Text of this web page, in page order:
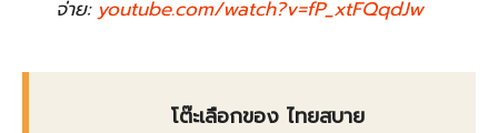
จ่าย: youtube.com/watch?v=fP_xtFQqdJw
โต๊ะเลือกของ ไทยสบาย